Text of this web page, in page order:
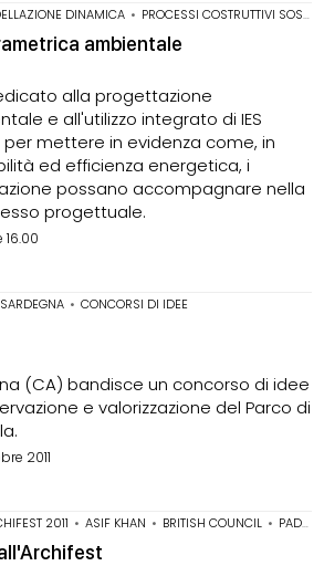
DINAMICA • PROCESSI COSTRUTTIVI SOSTENIBILI
ambientale
alla progettazione
e all'utilizzo integrato di IES
per mettere in evidenza come, in
ed efficienza energetica, i
possano accompagnare nella
progettuale.
16.00
SARDEGNA • CONCORSI DI IDEE
(CA) bandisce un concorso di idee
e valorizzazione del Parco di
2011
2011 • ASIF KHAN • BRITISH COUNCIL • PADIGLIONI